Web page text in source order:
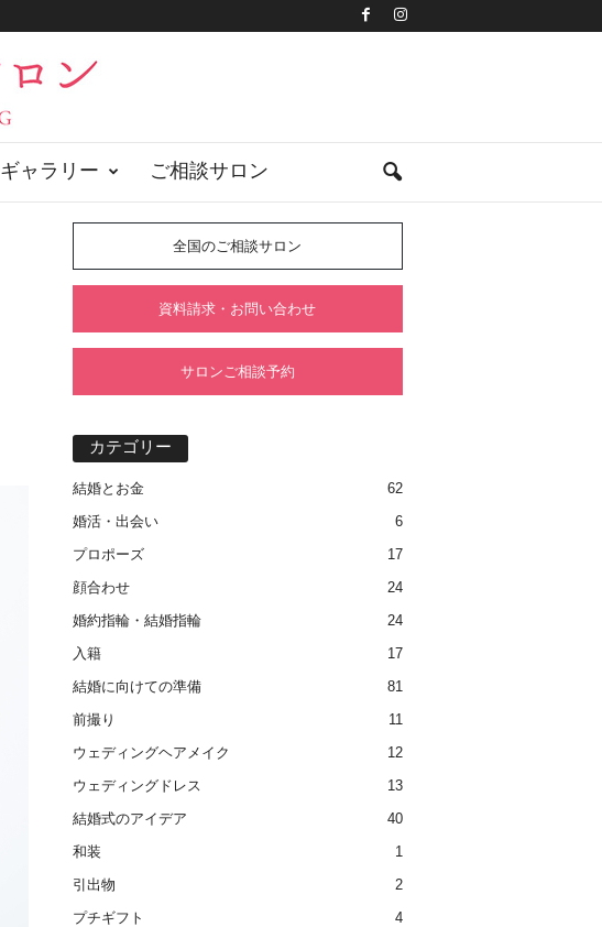
ギャラリー ご相談サロン
全国のご相談サロン
資料請求・お問い合わせ
サロンご相談予約
カテゴリー
結婚とお金
62
婚活・出会い
6
プロポーズ
17
顔合わせ
24
婚約指輪・結婚指輪
24
入籍
17
結婚に向けての準備
81
前撮り
11
ウェディングヘアメイク
12
ウェディングドレス
13
結婚式のアイデア
40
和装
1
引出物
2
プチギフト
4